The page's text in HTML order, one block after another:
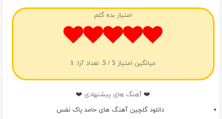
امتیاز بده گلم
میانگین امتیاز 5/ 5. تعداد آرا: 1
❤️ آهنگ های پیشنهادی ❤️
دانلود گلچین آهنگ های حامد پاک نفس